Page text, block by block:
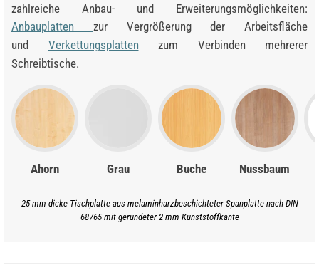
zahlreiche Anbau- und Erweiterungsmöglichkeiten:
Anbauplatten zur Vergrößerung der Arbeitsfläche
und Verkettungsplatten
zum Verbinden mehrerer
Schreibtische.
Ahorn Grau Buche Nussbaum
25 mm dicke Tischplatte aus melaminharzbeschichteter Spanplatte nach DIN
68765 mit gerundeter 2 mm Kunststoffkante